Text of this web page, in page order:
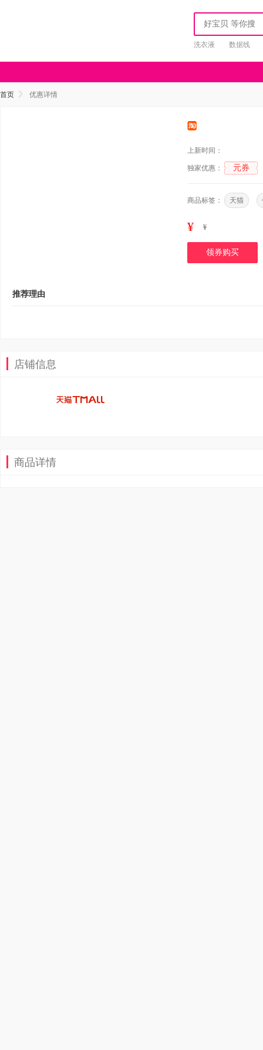
洗衣液 数据线
首页 优惠详情
上新时间：
独家优惠： 元券
商品标签： 天猫
¥ ¥
领券购买
推荐理由
店铺信息
商品详情